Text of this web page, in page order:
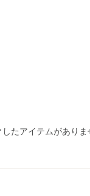
たアイテムがありま